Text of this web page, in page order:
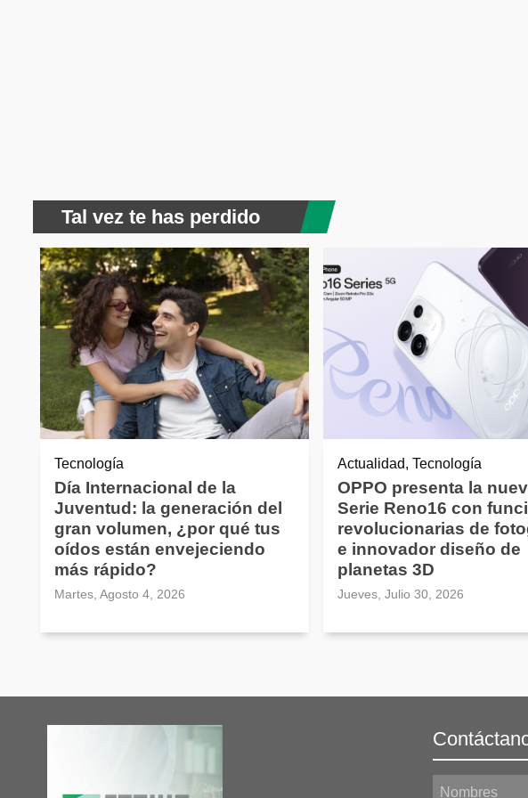
Tal vez te has perdido
Tecnología
Día Internacional de la
Juventud: la generación del
gran volumen, ¿por qué tus
oídos están envejeciendo
más rápido?
Martes, Agosto 4, 2026
Actualidad, Tecnología
OPPO presenta la
Serie Reno16 con
revolucionarias de
e innovador diseño de
planetas 3D
Jueves, Julio 30, 2026
Nombres